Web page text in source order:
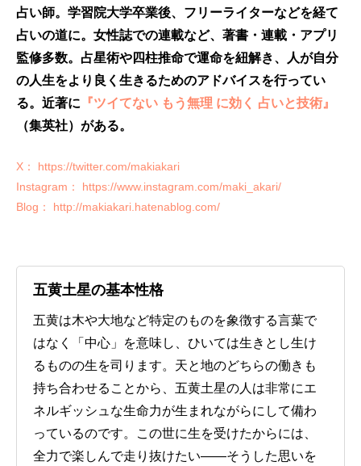
占い師。学習院大学卒業後、フリーライターなどを経て
占いの道に。女性誌での連載など、著書・連載・アプリ
監修多数。占星術や四柱推命で運命を紐解き、人が自分
の人生をより良く生きるためのアドバイスを行ってい
る。近著に 『ツイてない もう無理 に効く 占いと技術』
（集英社）がある。
X： https://twitter.com/makiakari
Instagram： https://www.instagram.com/maki_akari/
Blog： http://makiakari.hatenablog.com/
五黄土星の基本性格
五黄は木や大地など特定のものを象徴する言葉で
はなく「中心」を意味し、ひいては生きとし生け
るものの生を司ります。天と地のどちらの働きも
持ち合わせることから、五黄土星の人は非常にエ
ネルギッシュな生命力が生まれながらにして備わ
っているのです。この世に生を受けたからには、
全力で楽しんで走り抜けたい――そうした思いを